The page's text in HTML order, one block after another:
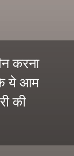
करना
ये आम
की